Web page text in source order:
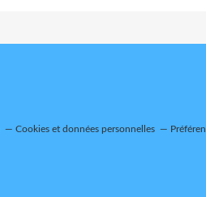
Cookies et données personnelles